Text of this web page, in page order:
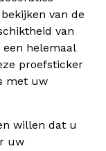
van de
van
helemaal
proefsticker
met uw
willen dat u
uw